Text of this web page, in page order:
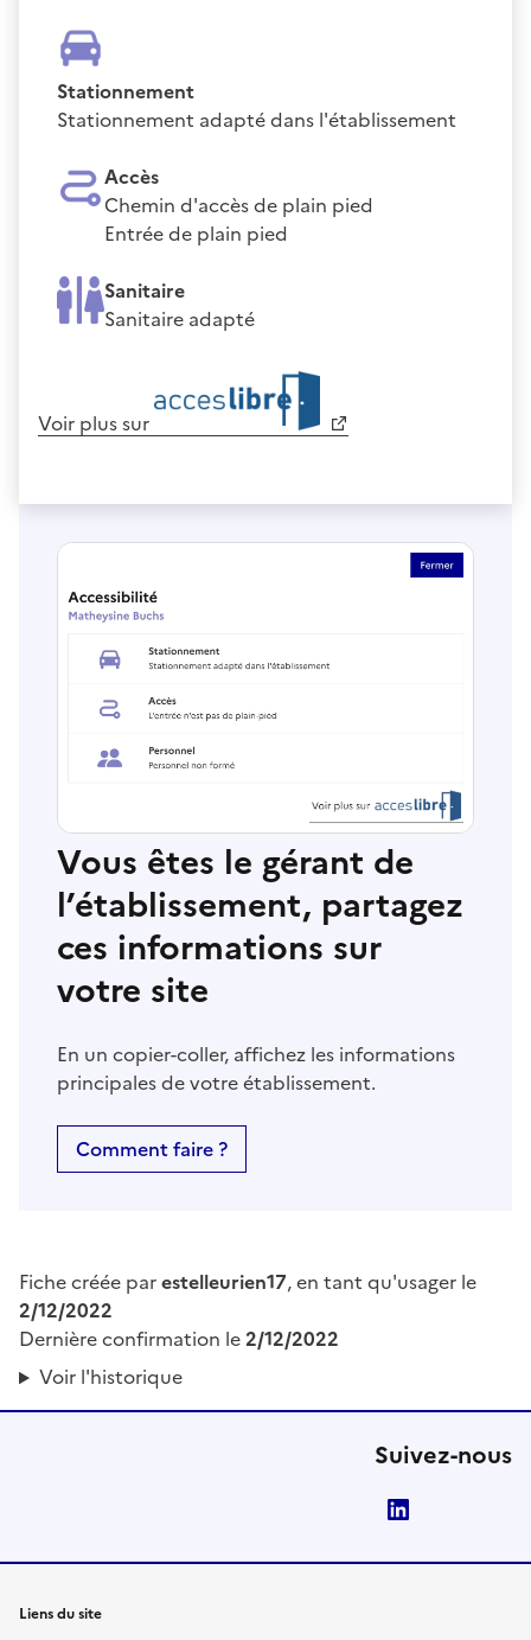
Stationnement
Stationnement adapté dans l'établissement
Accès
Chemin d'accès de plain pied
Entrée de plain pied
Sanitaire
Sanitaire adapté
Voir plus sur
Vous êtes le gérant de
l’établissement, partagez
ces informations sur
votre site
En un copier-coller, affichez les informations
principales de votre établissement.
Comment faire ?
Fiche créée parestelleurien17, en tant qu'usager le
2/12/2022
Dernière confirmation le2/12/2022
Voir l'historique
Suivez-nous
Liens du site